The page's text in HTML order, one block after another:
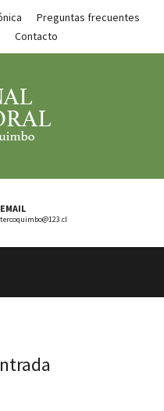
Preguntas frecuentes
Contacto
EMAIL
tercoquimbo@123.cl